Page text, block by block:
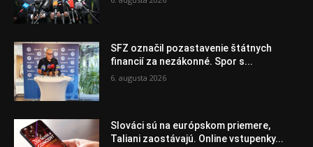
SFZ označil pozastavenie štátnych
financií za nezákonné. Spor s...
6. augusta 2026
Slováci sú na európskom priemere,
Taliani zaostávajú. Online vstupenky...